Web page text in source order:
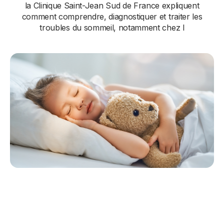
la Clinique Saint-Jean Sud de France expliquent
comment comprendre, diagnostiquer et traiter les
troubles du sommeil, notamment chez l